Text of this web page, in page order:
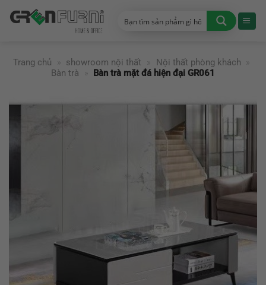
đến
Trang chủ
» showroom nội thất » Nội thất phòng khách
»
Bàn trà
» Bàn trà mặt đá hiện đại GR061